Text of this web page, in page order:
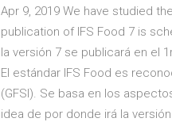
Apr 9, 2019 We have studied
publication of IFS Food 7 is
la versión 7 se publicará en el
El estándar IFS Food es
(GFSI). Se basa en los
idea de por donde irá la